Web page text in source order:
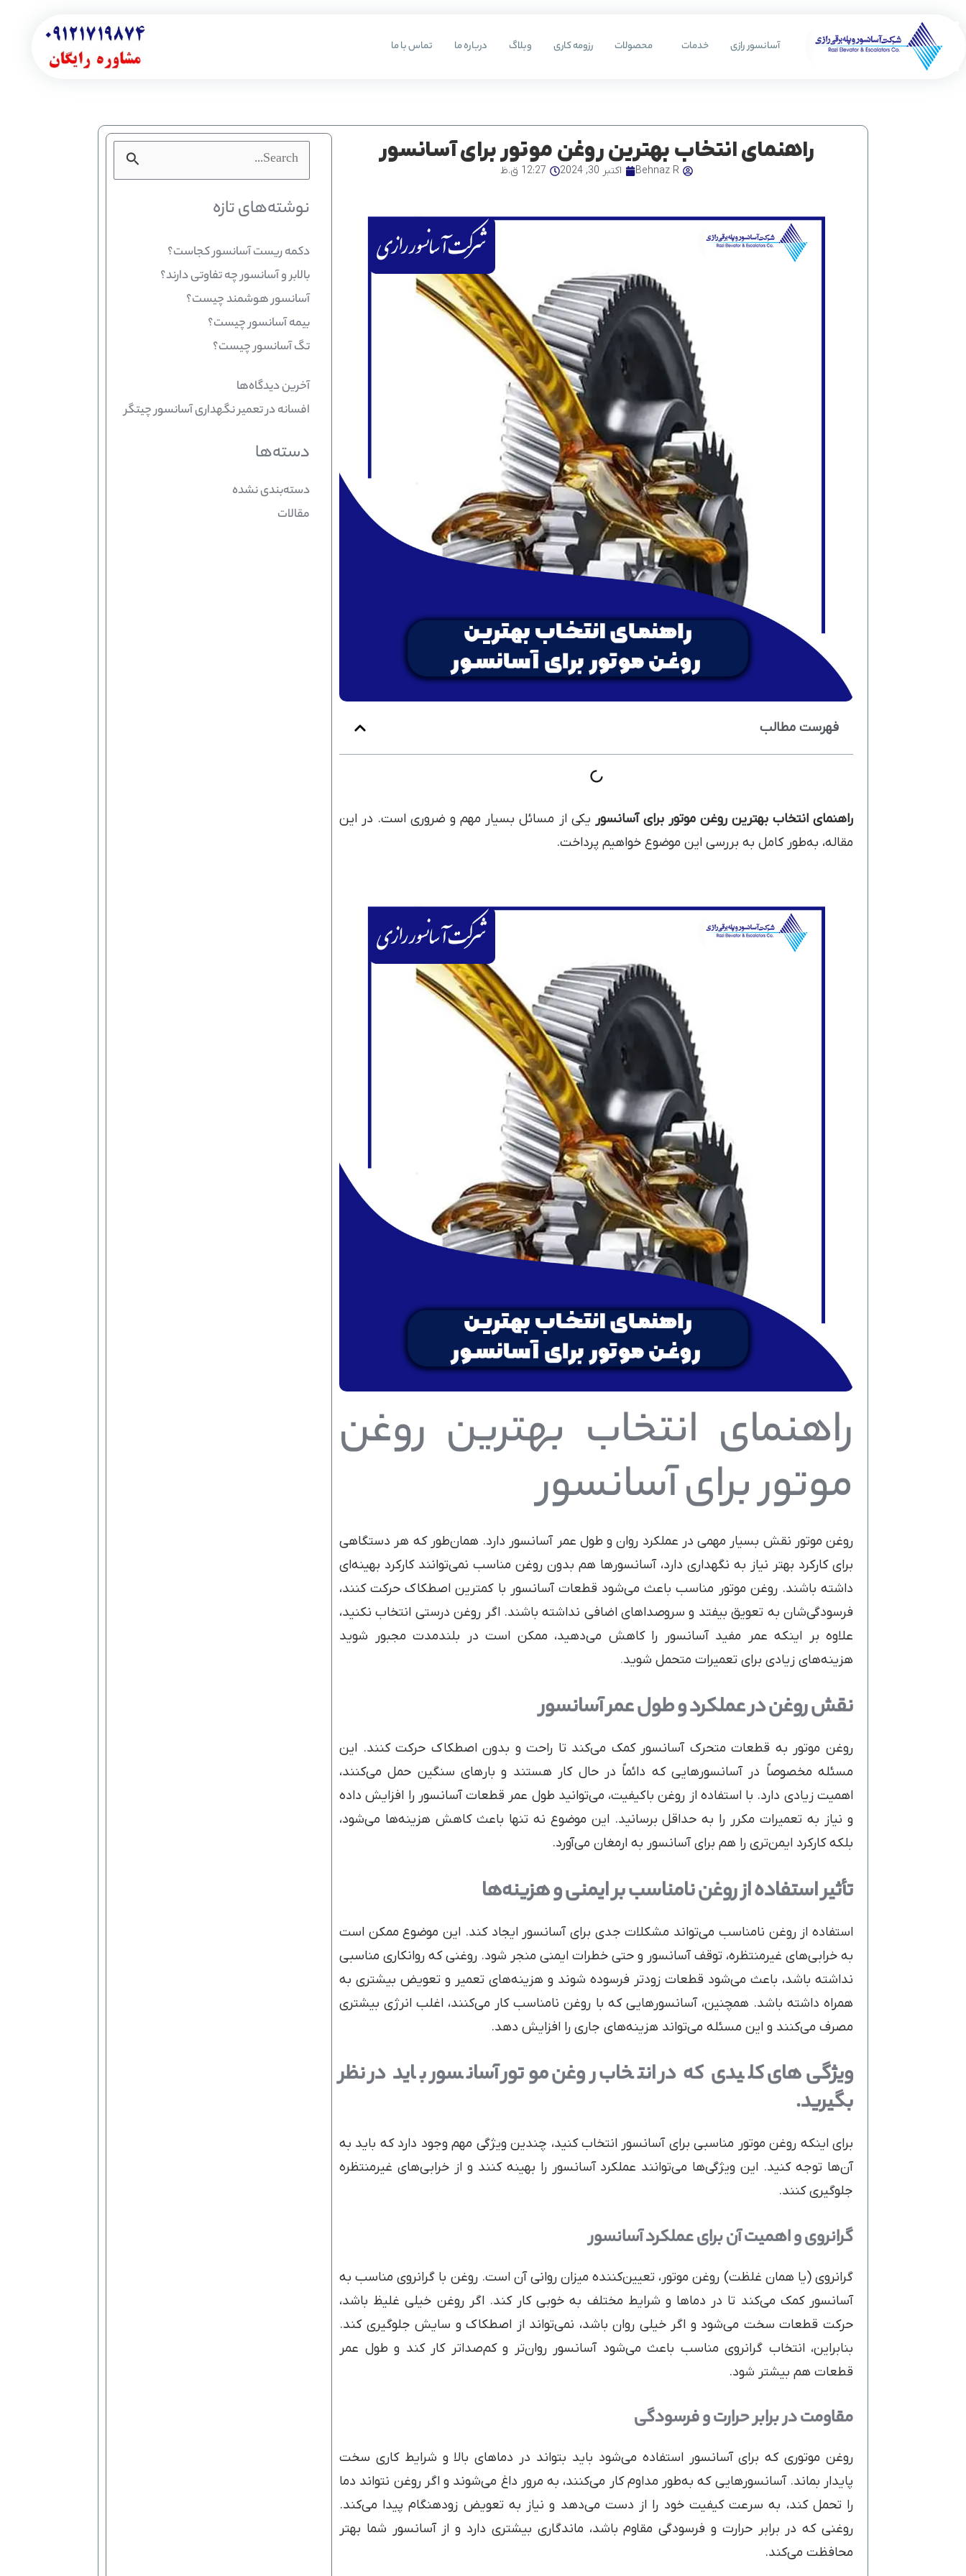
آسانسور رازی خدمات محصولات رزومه کاری وبلاگ درباره ما تماس با ما
راهنمای انتخاب بهترین روغن موتور برای آسانسور
Behnaz R اکتبر 30, 2024 12:27 ق.ظ
فهرست مطالب
راهنمای انتخاب بهترین روغن موتور برای آسانسور یکی از مسائل بسیار مهم و ضروری است. در این
مقاله، به‌طور کامل به بررسی این موضوع خواهیم پرداخت.
راهنمای انتخاب بهترین روغن
موتور برای آسانسور
روغن موتور نقش بسیار مهمی در عملکرد روان و طول عمر آسانسور دارد. همان‌طور که هر دستگاهی
برای کارکرد بهتر نیاز به نگهداری دارد، آسانسورها هم بدون روغن مناسب نمی‌توانند کارکرد بهینه‌ای
داشته باشند. روغن موتور مناسب باعث می‌شود قطعات آسانسور با کمترین اصطکاک حرکت کنند،
فرسودگی‌شان به تعویق بیفتد و سروصداهای اضافی نداشته باشند. اگر روغن درستی انتخاب نکنید،
علاوه بر اینکه عمر مفید آسانسور را کاهش می‌دهید، ممکن است در بلندمدت مجبور شوید
هزینه‌های زیادی برای تعمیرات متحمل شوید.
نقش روغن در عملکرد و طول عمر آسانسور
روغن موتور به قطعات متحرک آسانسور کمک می‌کند تا راحت و بدون اصطکاک حرکت کنند. این
مسئله مخصوصاً در آسانسورهایی که دائماً در حال کار هستند و بارهای سنگین حمل می‌کنند،
اهمیت زیادی دارد. با استفاده از روغن باکیفیت، می‌توانید طول عمر قطعات آسانسور را افزایش داده
و نیاز به تعمیرات مکرر را به حداقل برسانید. این موضوع نه تنها باعث کاهش هزینه‌ها می‌شود،
بلکه کارکرد ایمن‌تری را هم برای آسانسور به ارمغان می‌آورد.
تأثیر استفاده از روغن نامناسب بر ایمنی و هزینه‌ها
استفاده از روغن نامناسب می‌تواند مشکلات جدی برای آسانسور ایجاد کند. این موضوع ممکن است
به خرابی‌های غیرمنتظره، توقف آسانسور و حتی خطرات ایمنی منجر شود. روغنی که روانکاری مناسبی
نداشته باشد، باعث می‌شود قطعات زودتر فرسوده شوند و هزینه‌های تعمیر و تعویض بیشتری به
همراه داشته باشد. همچنین، آسانسورهایی که با روغن نامناسب کار می‌کنند، اغلب انرژی بیشتری
مصرف می‌کنند و این مسئله می‌تواند هزینه‌های جاری را افزایش دهد.
ویژگی‌های کلیدی که در انتخاب روغن موتور آسانسور باید در نظر
بگیرید.
برای اینکه روغن موتور مناسبی برای آسانسور انتخاب کنید، چندین ویژگی مهم وجود دارد که باید به
آن‌ها توجه کنید. این ویژگی‌ها می‌توانند عملکرد آسانسور را بهینه کنند و از خرابی‌های غیرمنتظره
جلوگیری کنند.
گرانروی و اهمیت آن برای عملکرد آسانسور
گرانروی (یا همان غلظت) روغن موتور، تعیین‌کننده میزان روانی آن است. روغن با گرانروی مناسب به
آسانسور کمک می‌کند تا در دماها و شرایط مختلف به خوبی کار کند. اگر روغن خیلی غلیظ باشد،
حرکت قطعات سخت می‌شود و اگر خیلی روان باشد، نمی‌تواند از اصطکاک و سایش جلوگیری کند.
بنابراین، انتخاب گرانروی مناسب باعث می‌شود آسانسور روان‌تر و کم‌صداتر کار کند و طول عمر
قطعات هم بیشتر شود.
مقاومت در برابر حرارت و فرسودگی
روغن موتوری که برای آسانسور استفاده می‌شود باید بتواند در دماهای بالا و شرایط کاری سخت
پایدار بماند. آسانسورهایی که به‌طور مداوم کار می‌کنند، به مرور داغ می‌شوند و اگر روغن نتواند دما
را تحمل کند، به سرعت کیفیت خود را از دست می‌دهد و نیاز به تعویض زودهنگام پیدا می‌کند.
روغنی که در برابر حرارت و فرسودگی مقاوم باشد، ماندگاری بیشتری دارد و از آسانسور شما بهتر
محافظت می‌کند.
جستجو
برای:
نوشته‌های تازه
دکمه ریست آسانسور کجاست؟
بالابر و آسانسور چه تفاوتی دارند؟
آسانسور هوشمند چیست؟
بیمه آسانسور چیست؟
تگ آسانسور چیست؟
آخرین دیدگاه‌ها
افسانهدرتعمیر نگهداری آسانسور چیتگر
دسته‌ها
دسته‌بندی نشده
مقالات